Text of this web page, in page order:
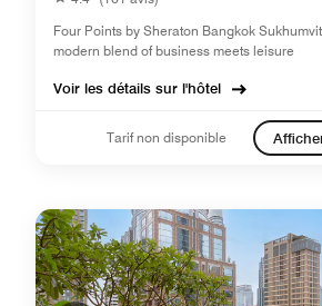
Four Points by Sheraton Bangkok
modern blend of business meets leisure
Voir les détails sur l'hôtel
Tarif non disponible